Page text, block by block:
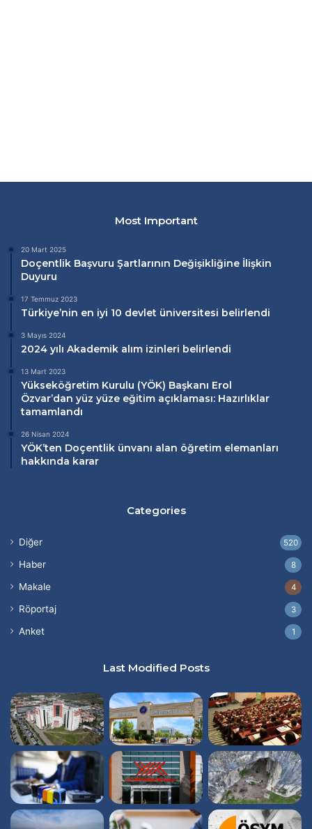
Most Important
20 Mart 2025
Doçentlik Başvuru Şartlarının Değişikliğine İlişkin
Duyuru
17 Temmuz 2023
Türkiye’nin en iyi 10 devlet üniversitesi belirlendi
3 Mayıs 2024
2024 yılı Akademik alım izinleri belirlendi
13 Mart 2023
Yükseköğretim Kurulu (YÖK) Başkanı Erol
Özvar’dan yüz yüze eğitim açıklaması: Hazırlıklar
tamamlandı
26 Nisan 2024
YÖK’ten Doçentlik ünvanı alan öğretim elemanları
hakkında karar
Categories
Diğer 520
Haber 8
Makale 4
Röportaj 3
Anket 1
Last Modified Posts